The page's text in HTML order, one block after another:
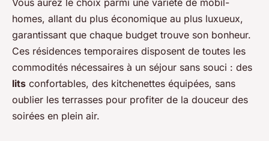
Vous aurez le choix parmi une variété de mobil-
homes, allant du plus économique au plus luxueux,
garantissant que chaque budget trouve son bonheur.
Ces résidences temporaires disposent de toutes les
commodités nécessaires à un séjour sans souci : des
lits confortables, des kitchenettes équipées, sans
oublier les terrasses pour profiter de la douceur des
soirées en plein air.